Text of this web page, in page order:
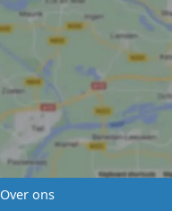
Over ons